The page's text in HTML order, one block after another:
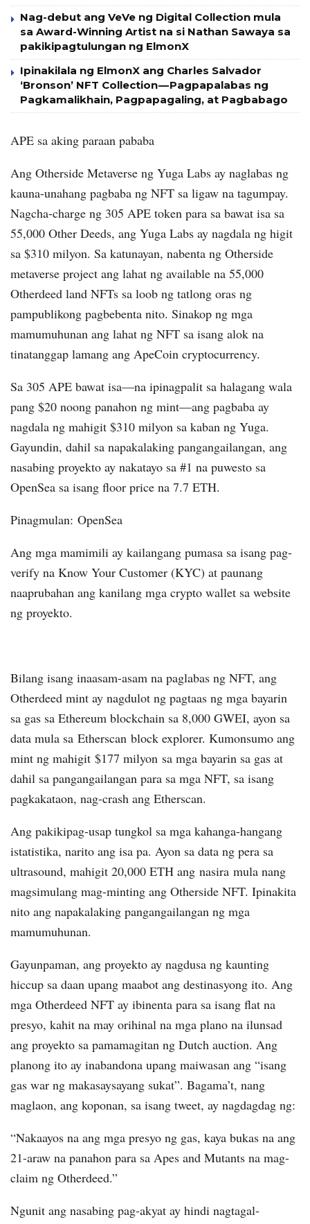
Nag-debut ang VeVe ng Digital Collection mula
sa Award-Winning Artist na si Nathan Sawaya sa
pakikipagtulungan ng ElmonX
Ipinakilala ng ElmonX ang Charles Salvador
‘Bronson’ NFT Collection — Pagpapalabas ng
Pagkamalikhain, Pagpapagaling, at Pagbabago
APE sa aking paraan pababa
Ang Otherside Metaverse ng Yuga Labs ay naglabas ng
kauna-unahang pagbaba ng NFT sa ligaw na tagumpay.
Nagcha-charge ng 305 APE token para sa bawat isa sa
55,000 Other Deeds, ang Yuga Labs ay nagdala ng higit
sa $310 milyon. Sa katunayan, nabenta ng Otherside
metaverse project ang lahat ng available na 55,000
Otherdeed land NFTs sa loob ng tatlong oras ng
pampublikong pagbebenta nito. Sinakop ng mga
mamumuhunan ang lahat ng NFT sa isang alok na
tinatanggap lamang ang ApeCoin cryptocurrency.
Sa 305 APE bawat isa—na ipinagpalit sa halagang wala
pang $20 noong panahon ng mint—ang pagbaba ay
nagdala ng mahigit $310 milyon sa kaban ng Yuga.
Gayundin, dahil sa napakalaking pangangailangan, ang
nasabing proyekto ay nakatayo sa #1 na puwesto sa
OpenSea sa isang floor price na 7.7 ETH.
Pinagmulan: OpenSea
Ang mga mamimili ay kailangang pumasa sa isang pag-
verify na Know Your Customer (KYC) at paunang
naaprubahan ang kanilang mga crypto wallet sa website
ng proyekto.
Bilang isang inaasam-asam na paglabas ng NFT, ang
Otherdeed mint ay nagdulot ng pagtaas ng mga bayarin
sa gas sa Ethereum blockchain sa 8,000 GWEI, ayon sa
data mula sa Etherscan block explorer. Kumonsumo ang
mint ng mahigit $177 milyon sa mga bayarin sa gas at
dahil sa pangangailangan para sa mga NFT, sa isang
pagkakataon, nag-crash ang Etherscan.
Ang pakikipag-usap tungkol sa mga kahanga-hangang
istatistika, narito ang isa pa. Ayon sa data ng pera sa
ultrasound, mahigit 20,000 ETH ang nasira mula nang
magsimulang mag-minting ang Otherside NFT. Ipinakita
nito ang napakalaking pangangailangan ng mga
mamumuhunan.
Gayunpaman, ang proyekto ay nagdusa ng kaunting
hiccup sa daan upang maabot ang destinasyong ito. Ang
mga Otherdeed NFT ay ibinenta para sa isang flat na
presyo, kahit na may orihinal na mga plano na ilunsad
ang proyekto sa pamamagitan ng Dutch auction. Ang
planong ito ay inabandona upang maiwasan ang “isang
gas war ng makasaysayang sukat”. Bagama’t, nang
maglaon, ang koponan, sa isang tweet, ay nagdagdag ng:
“Nakaayos na ang mga presyo ng gas, kaya bukas na ang
21-araw na panahon para sa Apes and Mutants na mag-
claim ng Otherdeed.”
Ngunit ang nasabing pag-akyat ay hindi nagtagal-